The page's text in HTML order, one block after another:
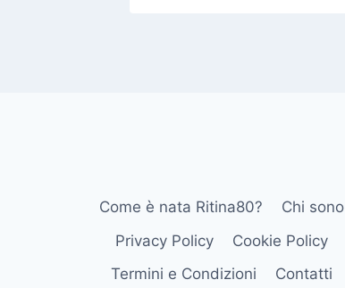
Come è nata Ritina80?
Chi sono
Privacy Policy
Cookie Policy
Termini e Condizioni
Contatti